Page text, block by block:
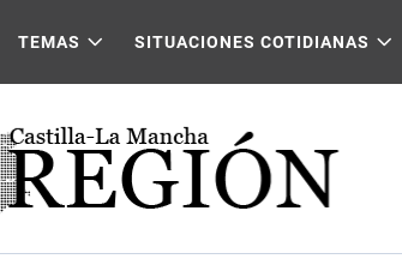
Mancha
TEMAS SITUACIONES COTIDIANAS